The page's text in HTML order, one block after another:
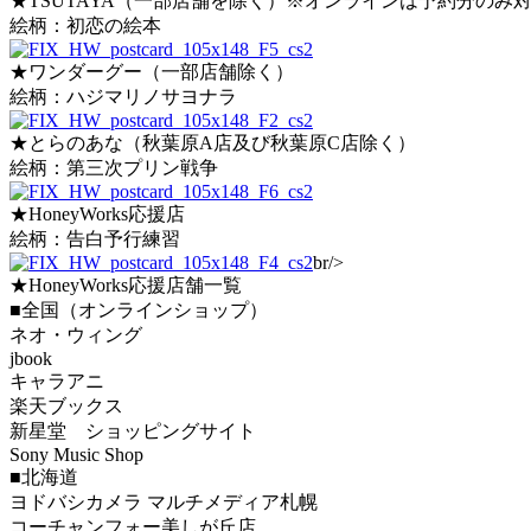
絵柄：初恋の絵本
★ワンダーグー（一部店舗除く）
絵柄：ハジマリノサヨナラ
★とらのあな（秋葉原A店及び秋葉原C店除く）
絵柄：第三次プリン戦争
★HoneyWorks応援店
絵柄：告白予行練習
br/>
★HoneyWorks応援店舗一覧
■全国（オンラインショップ）
ネオ・ウィング
jbook
キャラアニ
楽天ブックス
新星堂 ショッピングサイト
Sony Music Shop
■北海道
ヨドバシカメラ マルチメディア札幌
コーチャンフォー美しが丘店